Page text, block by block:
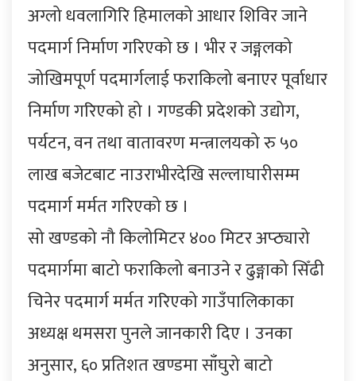
अग्लो धवलागिरि हिमालको आधार शिविर जाने
पदमार्ग निर्माण गरिएको छ । भीर र जङ्गलको
जोखिमपूर्ण पदमार्गलाई फराकिलो बनाएर पूर्वाधार
निर्माण गरिएको हो । गण्डकी प्रदेशको उद्योग,
पर्यटन, वन तथा वातावरण मन्त्रालयको रु ५०
लाख बजेटबाट नाउराभीरदेखि सल्लाघारीसम्म
पदमार्ग मर्मत गरिएको छ ।
सो खण्डको नौ किलोमिटर ४०० मिटर अप्ठ्यारो
पदमार्गमा बाटो फराकिलो बनाउने र ढुङ्गाको सिँढी
चिनेर पदमार्ग मर्मत गरिएको गाउँपालिकाका
अध्यक्ष थमसरा पुनले जानकारी दिए । उनका
अनुसार, ६० प्रतिशत खण्डमा साँघुरो बाटो